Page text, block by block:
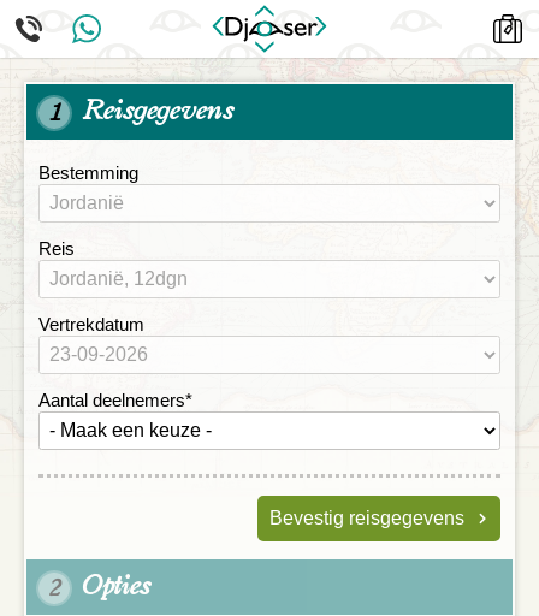
1 Reisgegevens
Bestemming
Reis
Vertrekdatum
Aantal deelnemers*
Bevestig reisgegevens
2 Opties